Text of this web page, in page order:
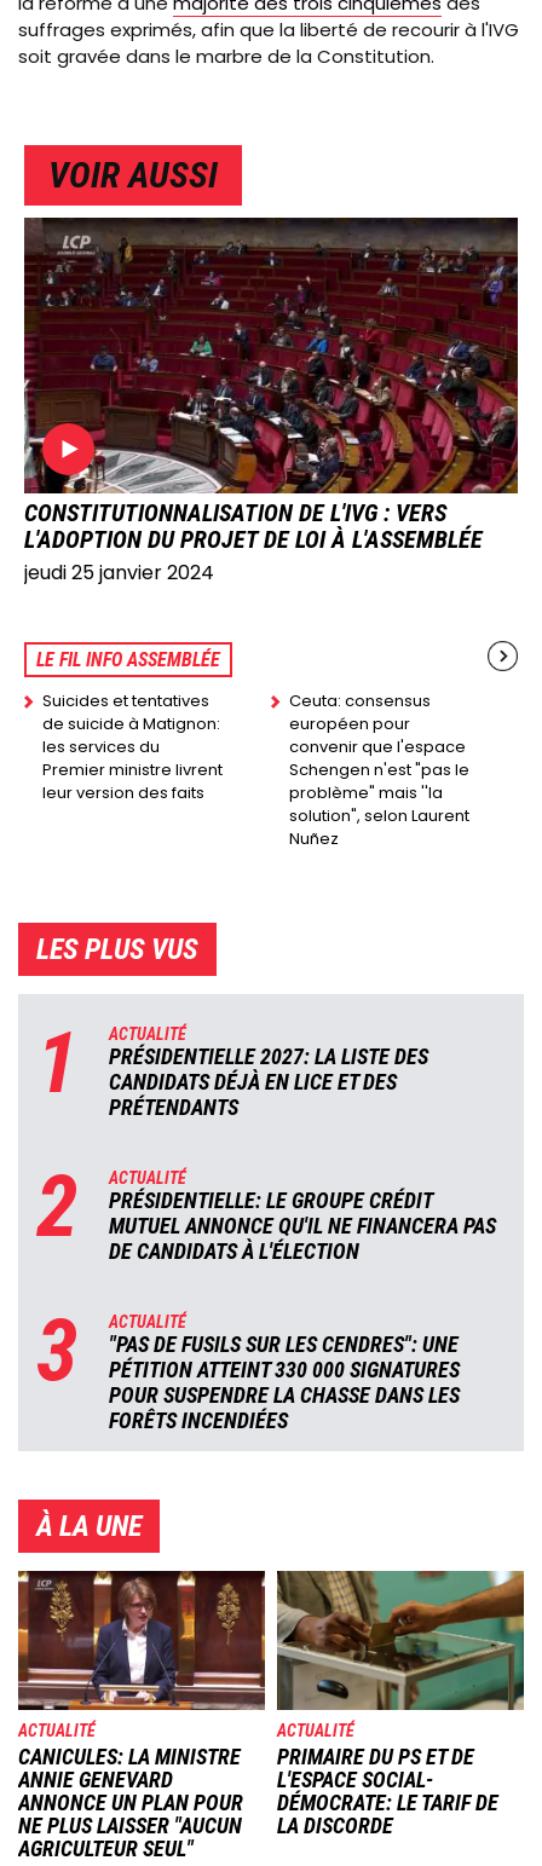
suffrages exprimés, afin que la liberté de recourir à l'IVG
soit gravée dans le marbre de la Constitution.
VOIR AUSSI
IMAGE
CONSTITUTIONNALISATION DE L'IVG : VERS
L'ADOPTION DU PROJET DE LOI À L'ASSEMBLÉE
jeudi 25 janvier 2024
LE FIL INFO ASSEMBLÉE
Suicides et tentatives
de suicide à Matignon:
les services du
Premier ministre livrent
leur version des faits
Ceuta: consensus
européen pour
convenir que l'espace
Schengen n'est "pas le
problème" mais ''la
solution", selon Laurent
Nuñez
LES PLUS VUS
1 ACTUALITÉ
PRÉSIDENTIELLE 2027: LA LISTE DES
CANDIDATS DÉJÀ EN LICE ET DES
PRÉTENDANTS
2 ACTUALITÉ
PRÉSIDENTIELLE: LE GROUPE CRÉDIT
MUTUEL ANNONCE QU'IL NE FINANCERA PAS
DE CANDIDATS À L'ÉLECTION
3 ACTUALITÉ
"PAS DE FUSILS SUR LES CENDRES": UNE
PÉTITION ATTEINT 330 000 SIGNATURES
POUR SUSPENDRE LA CHASSE DANS LES
FORÊTS INCENDIÉES
À LA UNE
Image
ACTUALITÉ
CANICULES: LA MINISTRE
ANNIE GENEVARD
ANNONCE UN PLAN POUR
NE PLUS LAISSER "AUCUN
AGRICULTEUR SEUL"
Image
ACTUALITÉ
PRIMAIRE DU PS ET DE
L'ESPACE SOCIAL-
DÉMOCRATE: LE TARIF DE
LA DISCORDE